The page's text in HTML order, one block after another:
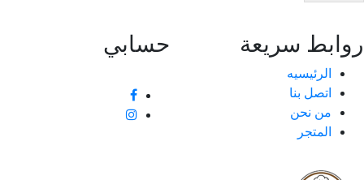
حسابي سريعة
الرئيسيه
اتصل بنا
من نحن
المتجر